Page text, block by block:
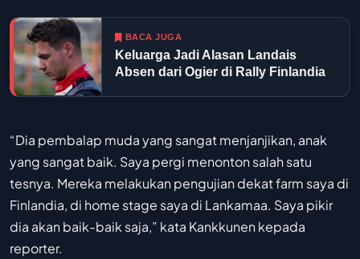
BACA JUGA
Keluarga Jadi Alasan Landais
Absen dari Ogier di Rally Finlandia
“Dia pembalap muda yang sangat menjanjikan, anak
yang sangat baik. Saya pergi menonton salah satu
tesnya. Mereka melakukan pengujian dekat farm saya di
Finlandia, di home stage saya di Lankamaa. Saya pikir
dia akan baik-baik saja,” kata Kankkunen kepada
reporter.